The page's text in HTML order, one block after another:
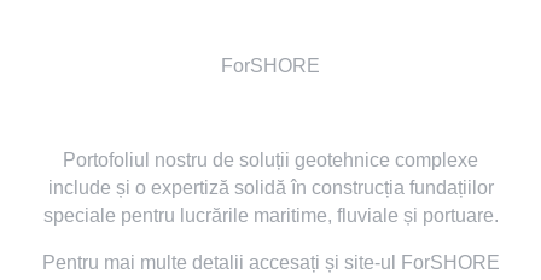
ForSHORE
Portofoliul nostru de soluții geotehnice complexe
include și o expertiză solidă în construcția fundațiilor
speciale pentru lucrările maritime, fluviale și portuare.
Pentru mai multe detalii accesați și site-ul ForSHORE